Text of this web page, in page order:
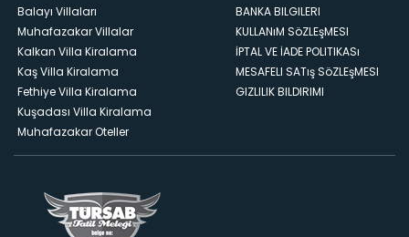
Balayı Villaları
Muhafazakar Villalar
Kalkan Villa Kiralama
Kaş Villa Kiralama
Fethiye Villa Kiralama
Kuşadası Villa Kiralama
Muhafazakar Oteller
BANKA BILGILERI
KULLANıM SöZLEşMESI
İPTAL VE İADE POLITIKASı
MESAFELI SATış SöZLEşMESI
GIZLILIK BILDIRIMI